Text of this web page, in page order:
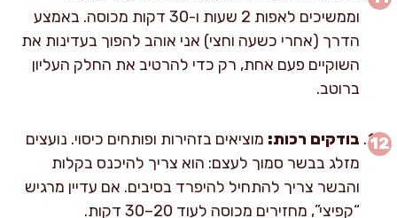
וממשיכים לאפות 2 שעות ו-30 דקות מכוסה. באמצע
הדרך (אחרי כשעה וחצי) אני אוהב להפוך בעדינות את
השוקיים פעם אחת, רק כדי להרטיב את החלק העליון
ברוטב.
בודקים רכות: מוציאים בזהירות ופותחים כיסוי. נועצים
מזלג בבשר סמוך לעצם: הוא צריך להיכנס בקלות
והבשר צריך להתחיל להיפרד בסיבים. אם עדיין מרגיש
“קפיצי”, מחזירים מכוסה לעוד 20–30 דקות.